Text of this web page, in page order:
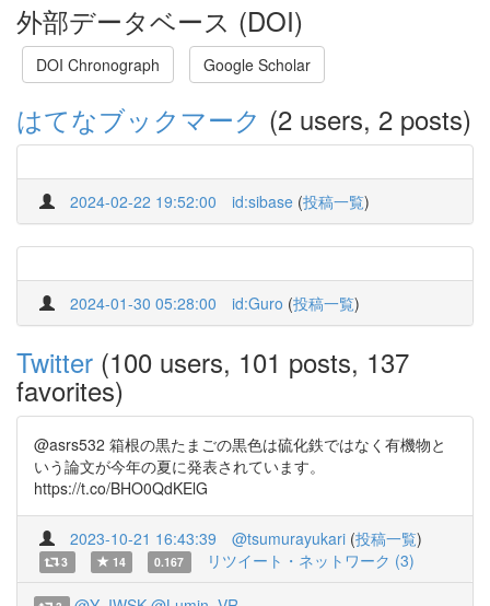
外部データベース (DOI)
DOI Chronograph Google Scholar
はてなブックマーク (2 users, 2 posts)
2024-02-22 19:52:00 id:sibase (投稿一覧)
2024-01-30 05:28:00 id:Guro (投稿一覧)
Twitter (100 users, 101 posts, 137
favorites)
@asrs532 箱根の黒たまごの黒色は硫化鉄ではなく有機物と
いう論文が今年の夏に発表されています。
https://t.co/BHO0QdKElG
2023-10-21 16:43:39 @tsumurayukari (投稿一覧)
3 14 0.167 リツイート・ネットワーク (3)